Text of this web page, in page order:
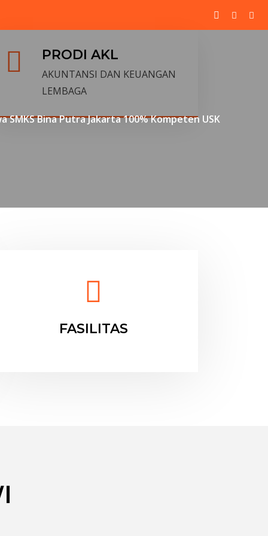
SMKS Bina Putra Jakarta 100% Kompeten USK
PRODI AKL
AKUNTANSI DAN KEUANGAN
LEMBAGA
FASILITAS